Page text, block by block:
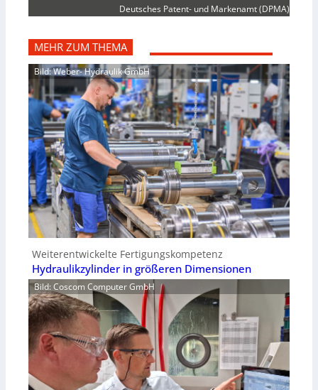
Deutsches Patent- und Markenamt (DPMA)
MEHR ZUM THEMA
Bild: Weber- Hydraulik GmbH
Weiterentwickelte Fertigungskompetenz
Hydraulikzylinder in größeren Dimensionen
Bild: Coscom Computer GmbH